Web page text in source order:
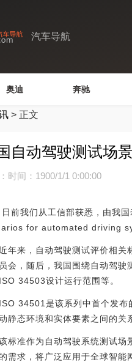
汽车导航
奥迪 奔驰
> 正文
自动驾驶测试场
时间：1900/1/1 0:00:00
我们从工信部获悉，由我国
for automated driving
来，自动驾驶测试评价相关标
会，随后，我国围绕自动驾
34503设计运行范围等。
34501是该系列中首个发布的
静态环境和实体要素之间的关
准作为自动驾驶系统测试场景
需求，将广泛应用于全球智能